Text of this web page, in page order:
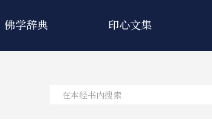
佛学辞典 印心文集